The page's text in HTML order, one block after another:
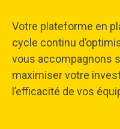
Votre plateforme en
cycle continu
vous accompagnons
maximiser votre
l’efficacité de vos